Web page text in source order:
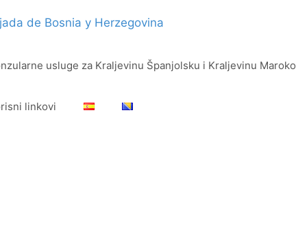
usluge za Kraljevinu Španjolsku i Kraljevinu Maroko
linkovi